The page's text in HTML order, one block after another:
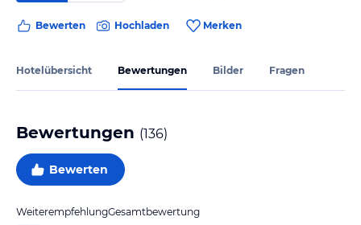
Bewerten Hochladen Merken
Hotelübersicht Bewertungen Bilder Fragen
Bewertungen (136)
Bewerten
WeiterempfehlungGesamtbewertung